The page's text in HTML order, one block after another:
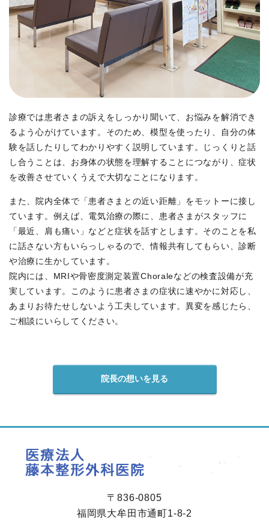
診療では患者さまの訴えをしっかり聞いて、お悩みを解消でき
るよう心がけています。そのため、模型を使ったり、自分の体
験を話したりしてわかりやすく説明しています。じっくりと話
し合うことは、お身体の状態を理解することにつながり、症状
を改善させていくうえで大切なことになります。
また、院内全体で「患者さまとの近い距離」をモットーに接し
ています。例えば、電気治療の際に、患者さまがスタッフに
「最近、肩も痛い」などと症状を話すとします。そのことを私
に話さない方もいらっしゃるので、情報共有してもらい、診断
や治療に生かしています。
院内には、MRIや骨密度測定装置Choraleなどの検査設備が充
実しています。このように患者さまの症状に速やかに対応し、
あまりお待たせしないよう工夫しています。異変を感じたら、
ご相談にいらしてください。
院長の想いを見る
〒836-0805
福岡県大牟田市通町1-8-2